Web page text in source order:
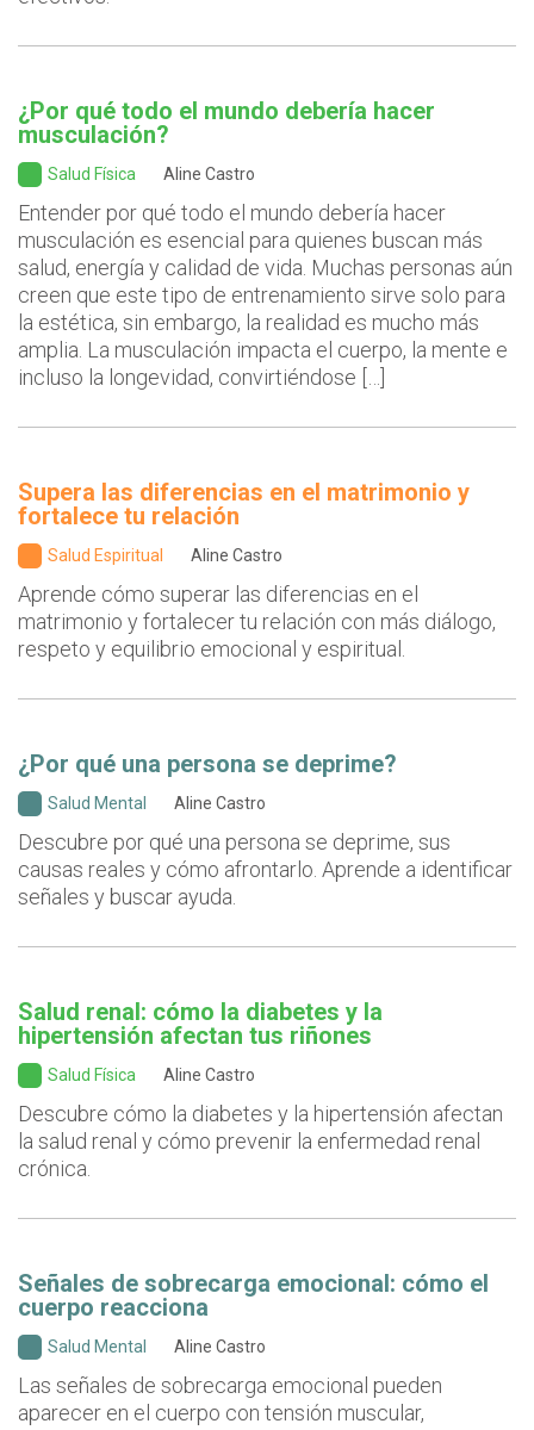
¿Por qué todo el mundo debería hacer
musculación?
Salud Física Aline Castro
Entender por qué todo el mundo debería hacer
musculación es esencial para quienes buscan más
salud, energía y calidad de vida. Muchas personas aún
creen que este tipo de entrenamiento sirve solo para
la estética, sin embargo, la realidad es mucho más
amplia. La musculación impacta el cuerpo, la mente e
incluso la longevidad, convirtiéndose […]
Supera las diferencias en el matrimonio y
fortalece tu relación
Salud Espiritual Aline Castro
Aprende cómo superar las diferencias en el
matrimonio y fortalecer tu relación con más diálogo,
respeto y equilibrio emocional y espiritual.
¿Por qué una persona se deprime?
Salud Mental Aline Castro
Descubre por qué una persona se deprime, sus
causas reales y cómo afrontarlo. Aprende a identificar
señales y buscar ayuda.
Salud renal: cómo la diabetes y la
hipertensión afectan tus riñones
Salud Física Aline Castro
Descubre cómo la diabetes y la hipertensión afectan
la salud renal y cómo prevenir la enfermedad renal
crónica.
Señales de sobrecarga emocional: cómo el
cuerpo reacciona
Salud Mental Aline Castro
Las señales de sobrecarga emocional pueden
aparecer en el cuerpo con tensión muscular,